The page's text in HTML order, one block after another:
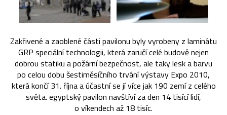
Zakřivené a zaoblené části pavilonu byly vyrobeny z laminátu
GRP speciální technologii, která zaručí celé budově nejen
dobrou statiku a požární bezpečnost, ale taky lesk a barvu
po celou dobu šestiměsíčního trvání výstavy Expo 2010,
která končí 31. října a účastní se jí více jak 190 zemí z celého
světa. egyptský pavilon navštíví za den 14 tisící lidí,
o víkendech až 18 tisíc.